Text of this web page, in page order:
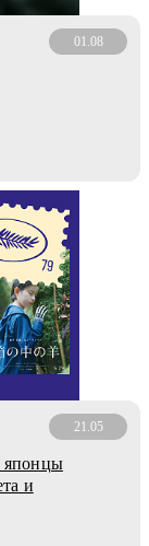
01.08
21.05
японцы
и